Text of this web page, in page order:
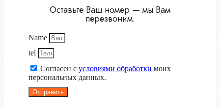
Оставьте Ваш номер — мы Вам
перезвоним.
Name
tel
Согласен с условиями обработки моих
персональных данных.
Отправить